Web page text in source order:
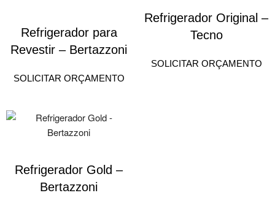
Refrigerador para
Revestir – Bertazzoni
SOLICITAR ORÇAMENTO
Refrigerador Original –
Tecno
SOLICITAR ORÇAMENTO
Refrigerador Gold –
Bertazzoni